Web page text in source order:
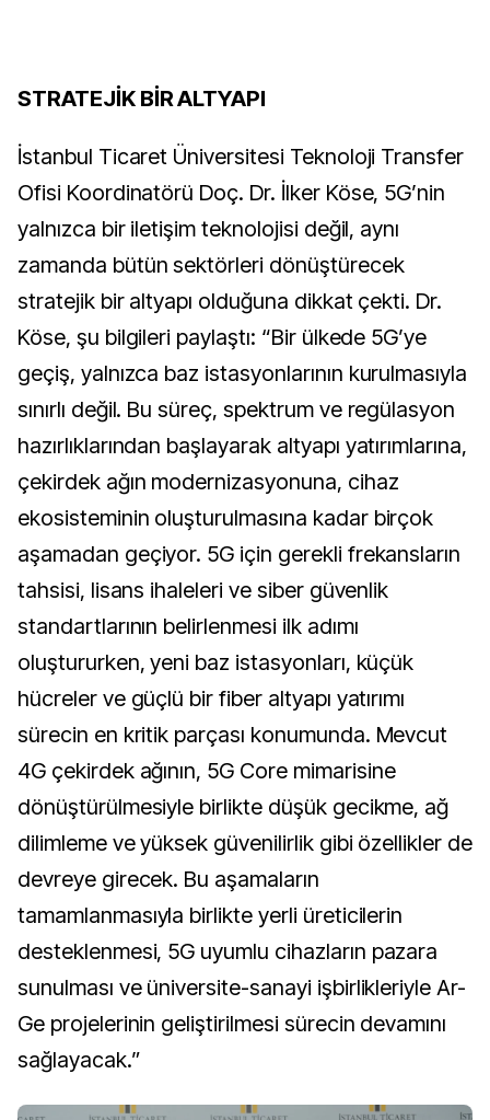
STRATEJİK BİR ALTYAPI
İstanbul Ticaret Üniversitesi Teknoloji Transfer
Ofisi Koordinatörü Doç. Dr. İlker Köse, 5G’nin
yalnızca bir iletişim teknolojisi değil, aynı
zamanda bütün sektörleri dönüştürecek
stratejik bir altyapı olduğuna dikkat çekti. Dr.
Köse, şu bilgileri paylaştı: “Bir ülkede 5G’ye
geçiş, yalnızca baz istasyonlarının kurulmasıyla
sınırlı değil. Bu süreç, spektrum ve regülasyon
hazırlıklarından başlayarak altyapı yatırımlarına,
çekirdek ağın modernizasyonuna, cihaz
ekosisteminin oluşturulmasına kadar birçok
aşamadan geçiyor. 5G için gerekli frekansların
tahsisi, lisans ihaleleri ve siber güvenlik
standartlarının belirlenmesi ilk adımı
oluştururken, yeni baz istasyonları, küçük
hücreler ve güçlü bir fiber altyapı yatırımı
sürecin en kritik parçası konumunda. Mevcut
4G çekirdek ağının, 5G Core mimarisine
dönüştürülmesiyle birlikte düşük gecikme, ağ
dilimleme ve yüksek güvenilirlik gibi özellikler de
devreye girecek. Bu aşamaların
tamamlanmasıyla birlikte yerli üreticilerin
desteklenmesi, 5G uyumlu cihazların pazara
sunulması ve üniversite-sanayi işbirlikleriyle Ar-
Ge projelerinin geliştirilmesi sürecin devamını
sağlayacak.”